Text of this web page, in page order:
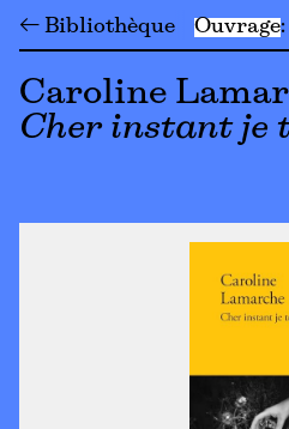
← Bibliothèque Ouvrage
Caroline
Cher instant je